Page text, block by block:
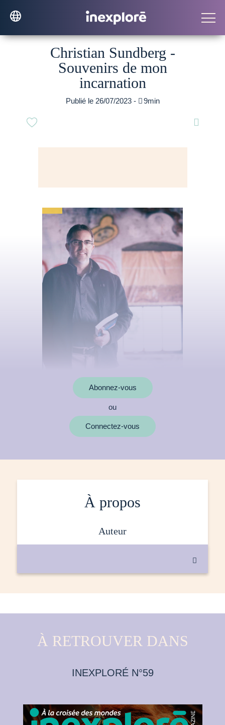
Christian Sundberg -
Souvenirs de mon
incarnation
Publié le 26/07/2023 - 9min

Abonnez-vous
ou
Connectez-vous
À propos
auteur

À RETROUVER DANS
INEXPLORÉ N°59